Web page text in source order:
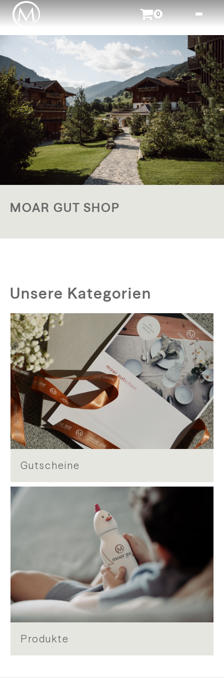
0
MOAR GUT SHOP
Unsere Kategorien
Gutscheine
Produkte